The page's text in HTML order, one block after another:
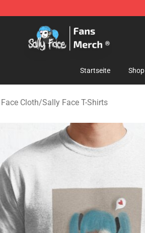
- Official Sally Face Merchandise Shop
Startseite Shop
Cloth/Sally Face T-Shirts